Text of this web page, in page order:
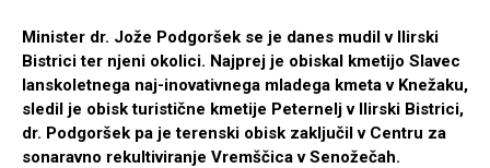
Minister dr. Jože Podgoršek se je danes mudil v Ilirski
Bistrici ter njeni okolici. Najprej je obiskal kmetijo Slavec
lanskoletnega naj-inovativnega mladega kmeta v Knežaku,
sledil je obisk turistične kmetije Peternelj v Ilirski Bistrici,
dr. Podgoršek pa je terenski obisk zaključil v Centru za
sonaravno rekultiviranje Vremščica v Senožečah.